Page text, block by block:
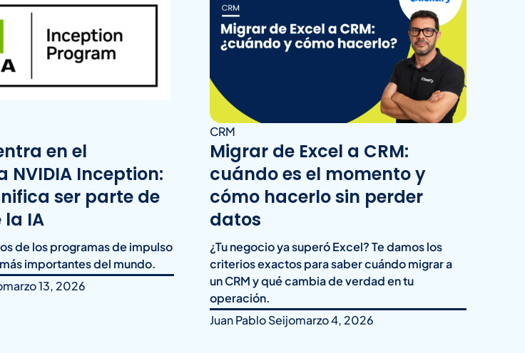
en el
NVIDIA Inception:
ser parte de
la IA
de los programas de impulso
importantes del mundo.
marzo 13, 2026
CRM
Migrar de Excel a CRM:
cuándo es el momento y
cómo hacerlo sin perder
datos
¿Tu negocio ya superó Excel? Te damos los
criterios exactos para saber cuándo migrar a
un CRM y qué cambia de verdad en tu
operación.
Juan Pablo Seijomarzo 4, 2026